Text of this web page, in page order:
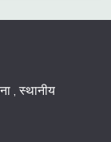
, स्थानीय